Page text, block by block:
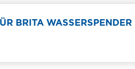
BRITA WASSERSPENDER